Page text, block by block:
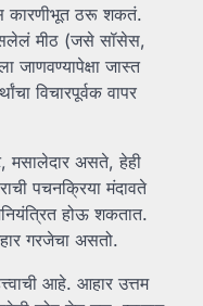
कारणीभूत ठरू शकतं.
मीठ (जसे सॉसेस,
जास्त
विचारपूर्वक वापर
मसालेदार असते, हेही
पचनक्रिया मंदावते
होऊ शकतात.
गरजेचा असतो.
आहे. आहार उत्तम